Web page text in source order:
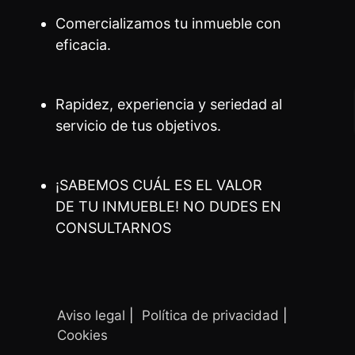
Comercializamos tu inmueble con
eficacia.
Rapidez, experiencia y seriedad al
servicio de tus objetivos.
¡SABEMOS CUÁL ES EL VALOR
DE TU INMUEBLE! NO DUDES EN
CONSULTARNOS
Aviso legal Política de privacidad
Cookies